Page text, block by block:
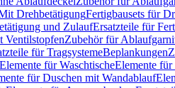
DrehbetätigungFertigbausets für
und ZulaufErsatzteile für
VentilstopfenZubehör für
für TragsystemeBeplankungen
für WaschtischeElemente für
für Duschen mit Wandablauf